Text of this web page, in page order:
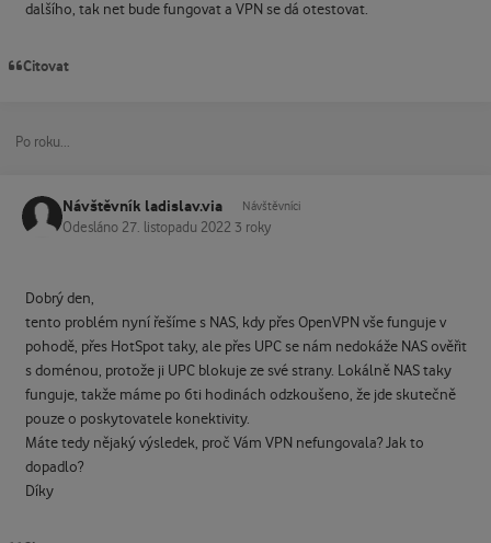
dalšího, tak net bude fungovat a VPN se dá otestovat.
Citovat
Po roku...
Návštěvník ladislav.via Návštěvníci
Odesláno 27. listopadu 2022 3 roky
Dobrý den,
tento problém nyní řešíme s NAS, kdy přes OpenVPN vše funguje v
pohodě, přes HotSpot taky, ale přes UPC se nám nedokáže NAS ověřit
s doménou, protože ji UPC blokuje ze své strany. Lokálně NAS taky
funguje, takže máme po 6ti hodinách odzkoušeno, že jde skutečně
pouze o poskytovatele konektivity.
Máte tedy nějaký výsledek, proč Vám VPN nefungovala? Jak to
dopadlo?
Díky